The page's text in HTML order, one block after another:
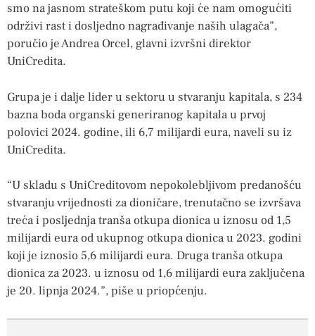
smo na jasnom strateškom putu koji će nam omogućiti
održivi rast i dosljedno nagrađivanje naših ulagača”,
poručio je Andrea Orcel, glavni izvršni direktor
UniCredita.
Grupa je i dalje lider u sektoru u stvaranju kapitala, s 234
bazna boda organski generiranog kapitala u prvoj
polovici 2024. godine, ili 6,7 milijardi eura, naveli su iz
UniCredita.
“U skladu s UniCreditovom nepokolebljivom predanošću
stvaranju vrijednosti za dioničare, trenutačno se izvršava
treća i posljednja tranša otkupa dionica u iznosu od 1,5
milijardi eura od ukupnog otkupa dionica u 2023. godini
koji je iznosio 5,6 milijardi eura. Druga tranša otkupa
dionica za 2023. u iznosu od 1,6 milijardi eura zaključena
je 20. lipnja 2024.”, piše u priopćenju.